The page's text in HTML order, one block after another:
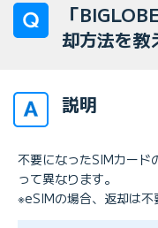
「
却方法を教
説明
不要になったSIMカード
って異なります。
※eSIMの場合、返却は不